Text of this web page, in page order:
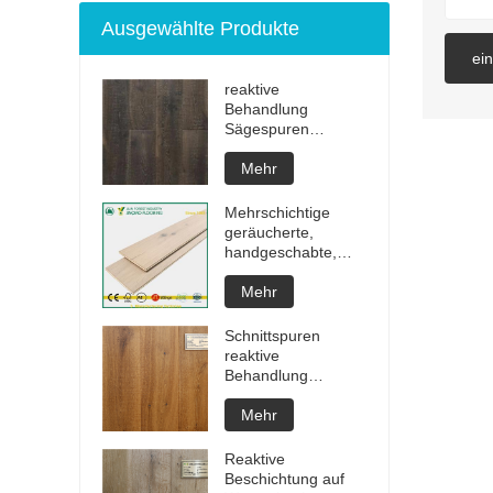
Ausgewählte Produkte
reaktive
Behandlung
Sägespuren
unsichtbar geölter
Fertigparkett
Mehr
Mehrschichtige
geräucherte,
handgeschabte,
weiß geölte
Hartholzböden
Mehr
Schnittspuren
reaktive
Behandlung
unsichtbar geölter
Fertigparkett
Mehr
Reaktive
Beschichtung auf